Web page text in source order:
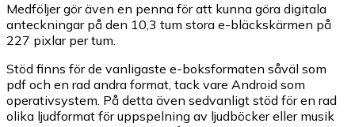
Medföljer gör även en penna för att kunna göra digitala
anteckningar på den 10,3 tum stora e-bläckskärmen på
227 pixlar per tum.
Stöd finns för de vanligaste e-boksformaten såväl som
pdf och en rad andra format, tack vare Android som
operativsystem. På detta även sedvanligt stöd för en rad
olika ljudformat för uppspelning av ljudböcker eller musik